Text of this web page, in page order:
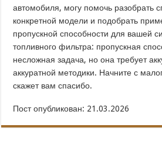
автомобиля, могу помочь разобрать
конкретной модели и подобрать
пропускной способности для вашей
топливного фильтра: пропускная
несложная задача, но она требует
аккуратной методики. Начните с
скажет вам спасибо.
Пост опубликован: 21.03.2026